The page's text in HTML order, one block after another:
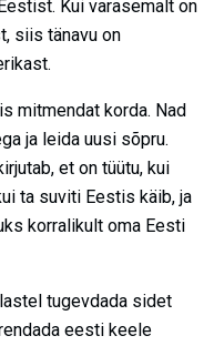
Kui varasemalt on
siis tänavu on
mitmendat korda. Nad
ja leida uusi sõpru.
et on tüütu, kui
ta suviti Eestis käib, ja
korralikult oma Eesti
tugevdada sidet
eesti keele